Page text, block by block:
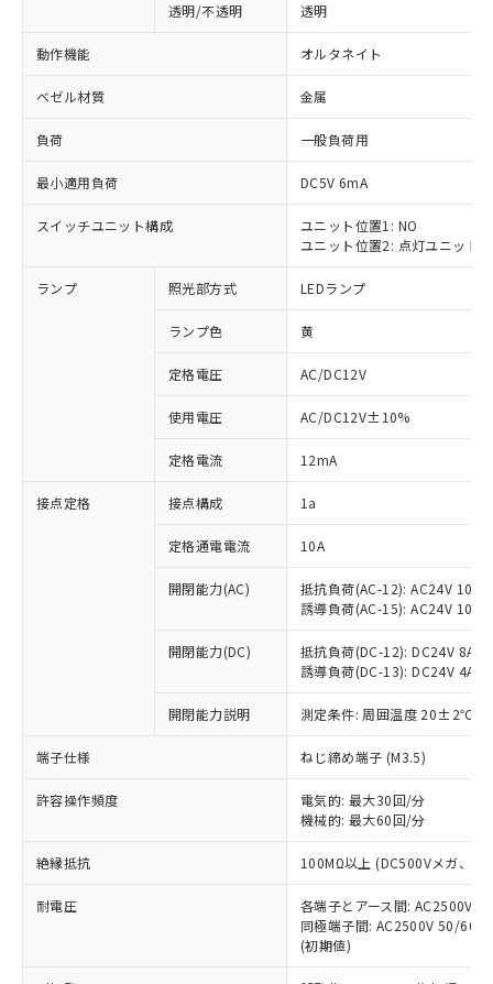
透明/不透明 透明
動作機能 オルタネイト
ベゼル材質 金属
負荷 一般負荷用
最小適用負荷 DC5V 6mA
スイッチユニット構成
ユニット位置1: NO
ユニット位置2: 点灯ユニット
ランプ 照光部方式 LEDランプ
ランプ色 黄
定格電圧 AC/DC12V
使用電圧 AC/DC12V±10%
定格電流 12mA
接点定格 接点構成 1a
定格通電電流 10A
開閉能力(AC)
抵抗負荷(AC-12): AC24V 10A/
誘導負荷(AC-15): AC24V
開閉能力(DC)
抵抗負荷(DC-12): DC24V 8A/
誘導負荷(DC-13): DC24V 4A/
開閉能力説明 測定条件: 周囲温度 20±2℃、
端子仕様 ねじ締め端子 (M3.5)
許容操作頻度
電気的: 最大30回/分
機械的: 最大60回/分
絶縁抵抗 100MΩ以上 (DC500Vメガ、点
耐電圧
各端子とアース間: AC2500V
同極端子間: AC2500V 50/
(初期値)
ご利用条件
以下の条件をお読みいただき、同意のうえ
ご利用ください。
本サービスは、当社制御機器事業取扱
商品の当社在庫状況および標準価格
(税抜)を提供させていただくもので
当社制御機器事業取扱商品の中には、
本サービスの対象外となる商品もある
ことをご了承ください。
在庫状況および標準価格照会結果は、
記載している更新日時点での社内デー
タに基づき作成されるものであり、閲
覧された時点での実際の在庫および標
準価格とは異なる場合があることをご
※1 対応状況
対応済み：EU RoHS指令（10物質）の
非含有に対応した製品が提供可能な商品で
対応予定：EU RoHS指令（10物質）の非含
有に対応した製品に切り替える予定のある
対応予定なし：EU RoHS指令（10物質）の
非含有に非対応の商品で、対応品を出す予
定はありません。
調査・確認中：EU RoHS指令（10物質）の
非含有の対応状況を調査中または確認中の
非該当品：ライセンス料など無形物で、有
害物質有無と関係のない商品です。
仕入先様の事情により、非含有部品として
いたものが、含有品と判明した場合などや
むを得ず変更することがあります。
鉛(Pb) 1000ppm以下、 水銀(Hg) 1000ppm以下、 カド
六価クロム(Cr(Ⅵ)) 1000ppm以下、ポリ臭化ビフェニル
類(PBB) 1000ppm以下、ポリ臭化ジフェニルエーテル類
(PBDE) 1000ppm以下、フタル酸ビス(2-エチルヘキシ
※1 中国RoHS○×表
「○」：最大均質材料含有率が中国RoHSの
基準値以下であることを示します。
「×」：最大均質材料含有率が中国RoHSの
基準値を超えていることを示します。
「－」：未確認です。当社販売部門へお問
い合わせください。
*中国RoHS10物質の基準値 (GB/T26572)：
Pb(鉛) :1000ppm、 Hg(水銀) : 1000ppm、 Cd(カドミウ
Cr(Ⅵ)(六価クロム) : 1000ppm、 PBBs(ポリ臭化ビフェ
当社は、これら貴社製品のうち、外国
為替および外国貿易法に定める商品
（以下｢規制貨物等」という）を輸出
国政府の輸出許可(または役務取引許
可)を取得するなどの必要な手続きを